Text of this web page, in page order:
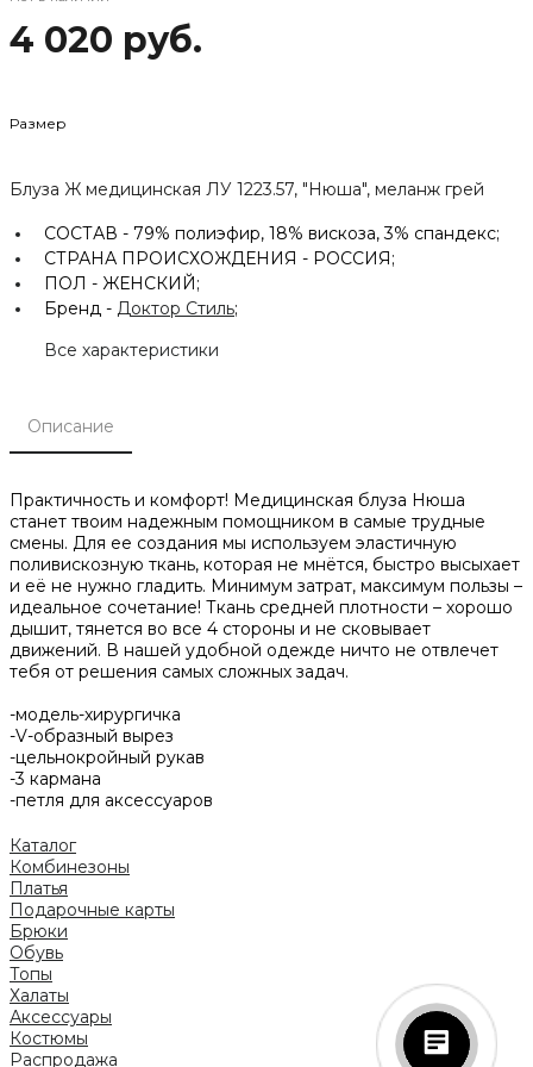
4 020 руб.
Размер
Блуза Ж медицинская ЛУ 1223.57, "Нюша", меланж грей
СОСТАВ - 79% полиэфир, 18% вискоза, 3% спандекс;
СТРАНА ПРОИСХОЖДЕНИЯ - РОССИЯ;
ПОЛ - ЖЕНСКИЙ;
Бренд - Доктор Стиль;
Все характеристики
Описание
Практичность и комфорт! Медицинская блуза Нюша
станет твоим надежным помощником в самые трудные
смены. Для ее создания мы используем эластичную
поливискозную ткань, которая не мнётся, быстро высыхает
и её не нужно гладить. Минимум затрат, максимум пользы –
идеальное сочетание! Ткань средней плотности – хорошо
дышит, тянется во все 4 стороны и не сковывает
движений. В нашей удобной одежде ничто не отвлечет
тебя от решения самых сложных задач.
-модель-хирургичка
-V-образный вырез
-цельнокройный рукав
-3 кармана
-петля для аксессуаров
Каталог
Комбинезоны
Платья
Подарочные карты
Брюки
Обувь
Топы
Халаты
Аксессуары
Костюмы
Распродажа